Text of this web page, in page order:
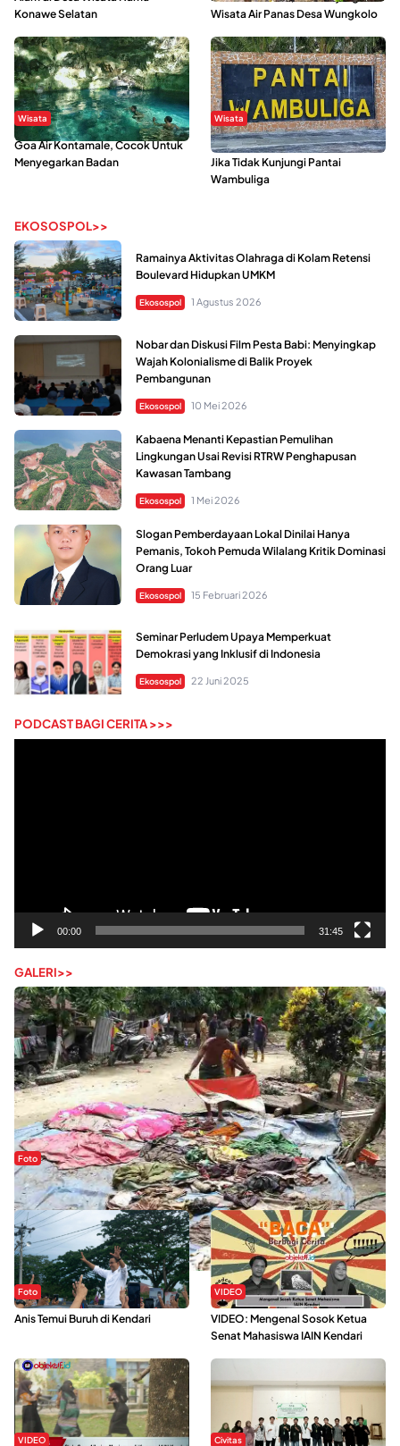
Konawe Selatan
Wisata Air Panas Desa Wungkolo
Wisata
Goa Air Kontamale, Cocok Untuk
Menyegarkan Badan
Wisata
Berkunjung Ke Wakatobi, Nyesal
Jika Tidak Kunjungi Pantai
Wambuliga
EKOSOSPOL>>
Ramainya Aktivitas Olahraga di Kolam Retensi
Boulevard Hidupkan UMKM
Ekosospol 1 Agustus 2026
Nobar dan Diskusi Film Pesta Babi: Menyingkap
Wajah Kolonialisme di Balik Proyek
Pembangunan
Ekosospol 10 Mei 2026
Kabaena Menanti Kepastian Pemulihan
Lingkungan Usai Revisi RTRW Penghapusan
Kawasan Tambang
Ekosospol 1 Mei 2026
Slogan Pemberdayaan Lokal Dinilai Hanya
Pemanis, Tokoh Pemuda Wilalang Kritik Dominasi
Orang Luar
Ekosospol 15 Februari 2026
Seminar Perludem Upaya Memperkuat
Demokrasi yang Inklusif di Indonesia
Ekosospol 22 Juni 2025
PODCAST BAGI CERITA >>>
00:00 31:45
GALERI>>
Foto
Sejak Banjir Bandang, Warga Butuhkan Air Bersih
Foto
Anis Temui Buruh di Kendari
VIDEO
VIDEO: Mengenal Sosok Ketua
Senat Mahasiswa IAIN Kendari
VIDEO Civitas